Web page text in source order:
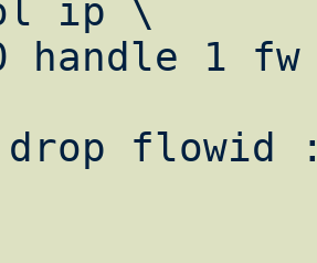
ip \
handle 1
drop flowid